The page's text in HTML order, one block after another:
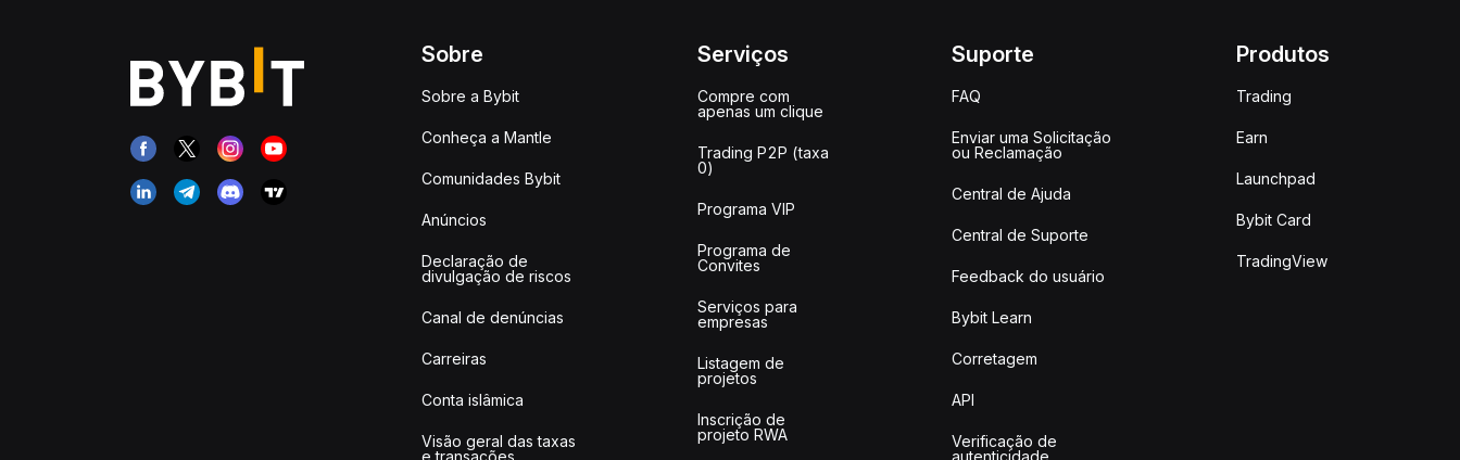
Sobre
Sobre a Bybit
Conheça a Mantle
Comunidades Bybit
Anúncios
Declaração de
divulgação de riscos
Canal de denúncias
Carreiras
Conta islâmica
Visão geral das taxas
e transações
Serviços
Compre com
apenas um clique
Trading P2P (taxa
0)
Programa VIP
Programa de
Convites
Serviços para
empresas
Listagem de
projetos
Inscrição de
projeto RWA
Suporte
FAQ
Enviar uma Solicitação
ou Reclamação
Central de Ajuda
Central de Suporte
Feedback do usuário
Bybit Learn
Corretagem
API
Verificação de
autenticidade
Produtos
Trading
Earn
Launchpad
Bybit Card
TradingView